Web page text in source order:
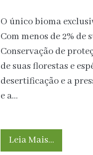
elevar
risco
câncer
O único bioma
Com menos de 2%
Conservação de
de suas florestas e
desertificação e a
e a…
Leia Mais…